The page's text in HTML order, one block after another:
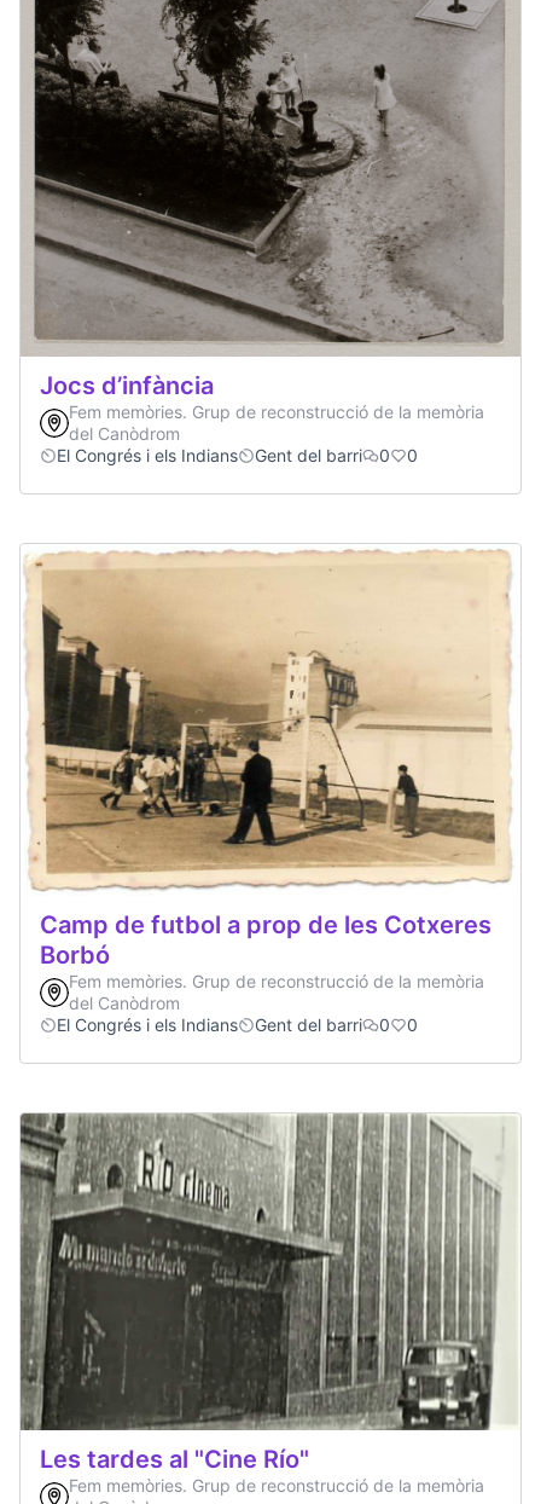
Jocs d’infància
Fem memòries. Grup de reconstrucció de la memòria
del Canòdrom
El Congrés i els Indians
Gent del barri 0 0
Camp de futbol a prop de les Cotxeres
Borbó
Fem memòries. Grup de reconstrucció de la memòria
del Canòdrom
El Congrés i els Indians
Gent del barri 0 0
Les tardes al "Cine Río"
Fem memòries. Grup de reconstrucció de la memòria